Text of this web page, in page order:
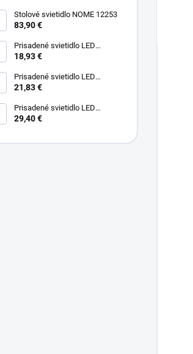
Stolové svietidlo NOME 12253
83,90 €
Prisadené svietidlo LED
18,93 €
Prisadené svietidlo LED
SONOR CCT UP 6W B 24365
21,83 €
Prisadené svietidlo LED
29,40 €